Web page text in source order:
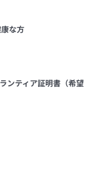
な方
ンティア証明書（希望